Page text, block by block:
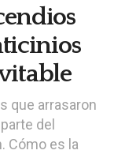
que arrasaron
del
Cómo es la